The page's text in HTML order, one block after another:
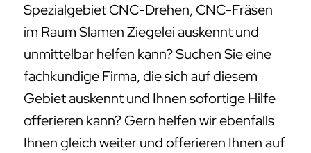
Spezialgebiet CNC-Drehen, CNC-Fräsen
im Raum Slamen Ziegelei auskennt und
unmittelbar helfen kann? Suchen Sie eine
fachkundige Firma, die sich auf diesem
Gebiet auskennt und Ihnen sofortige Hilfe
offerieren kann? Gern helfen wir ebenfalls
Ihnen gleich weiter und offerieren Ihnen auf